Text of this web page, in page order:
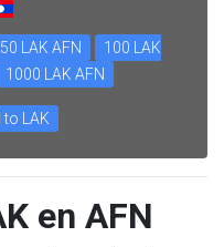
50 LAK AFN
100 LAK
1000 LAK AFN
to LAK
en AFN